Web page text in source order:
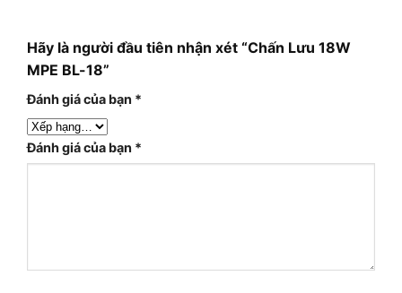
Hãy là người đầu tiên nhận xét “Chấn Lưu 18W
MPE BL-18”
Đánh giá của bạn *
Đánh giá của bạn *